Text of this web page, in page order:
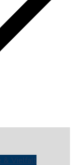
& Vielfalt